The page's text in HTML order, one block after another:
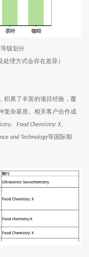
级划分
处理方式会存在差异）
积累了丰富的项目经验，覆
复杂基质。相关客户合作成
、 Food Chemistry: X、
and Technology等国际期